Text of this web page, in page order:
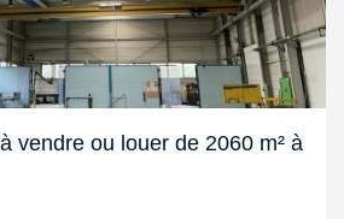
vendre ou louer de 2060 m² à